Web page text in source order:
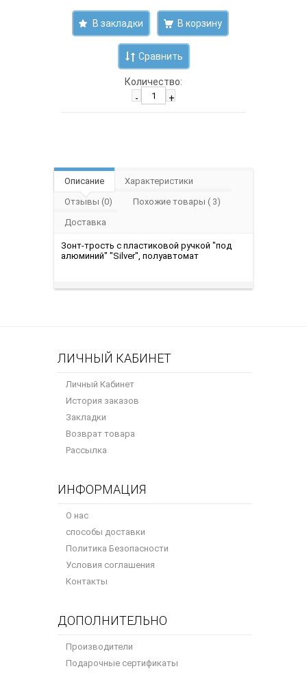
В закладки
Сравнить
Количество:
-
+
Описание
Характеристики
Отзывы (0)
Похожие товары ( 3)
Доставка
Зонт-трость с пластиковой ручкой "под
алюминий" "Silver", полуавтомат
ЛИЧНЫЙ КАБИНЕТ
Личный Кабинет
История заказов
Закладки
Возврат товара
Рассылка
ИНФОРМАЦИЯ
О нас
способы доставки
Политика Безопасности
Условия соглашения
Контакты
ДОПОЛНИТЕЛЬНО
Производители
Подарочные сертификаты